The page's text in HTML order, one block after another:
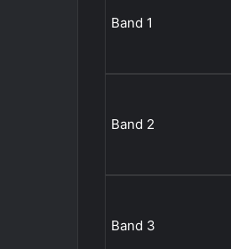
Band 1
Band 2
Band 3